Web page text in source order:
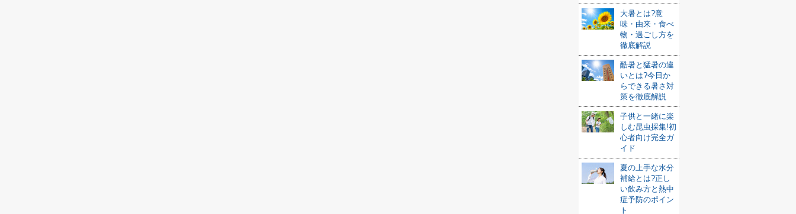
大暑とは?意
味・由来・食べ
物・過ごし方を
徹底解説
酷暑と猛暑の違
いとは?今日か
らできる暑さ対
策を徹底解説
子供と一緒に楽
しむ昆虫採集!初
心者向け完全ガ
イド
夏の上手な水分
補給とは?正し
い飲み方と熱中
症予防のポイン
ト